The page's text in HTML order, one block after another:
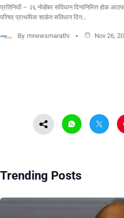
प्रतिनिधी – २६ नोव्हेंबर संविधान दिनानिमित्त होळ
परिषद प्राथमिक शाळेत संविधान दिन…
By mnewsmarathi Nov 26,
Trending Posts